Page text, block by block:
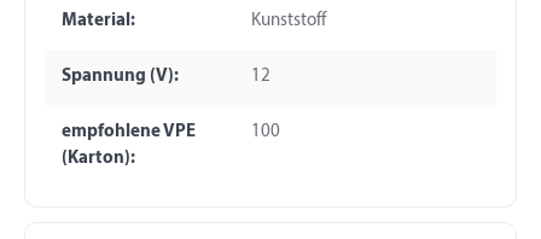
Material: Kunststoff
Spannung (V): 12
empfohlene VPE
(Karton):
100